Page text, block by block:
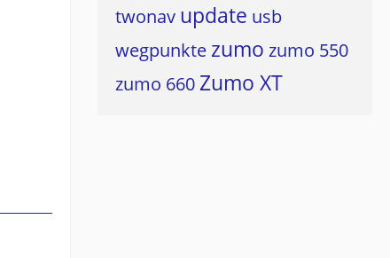
twonav update usb
wegpunkte zumo zumo 550
zumo 660 Zumo XT